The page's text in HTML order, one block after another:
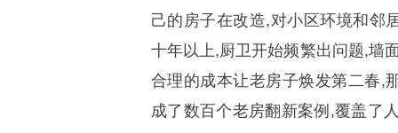
己的房子在改造,对小区环境和邻
十年以上,厨卫开始频繁出问题,墙
合理的成本让老房子焕发第二春,
成了数百个老房翻新案例,覆盖了